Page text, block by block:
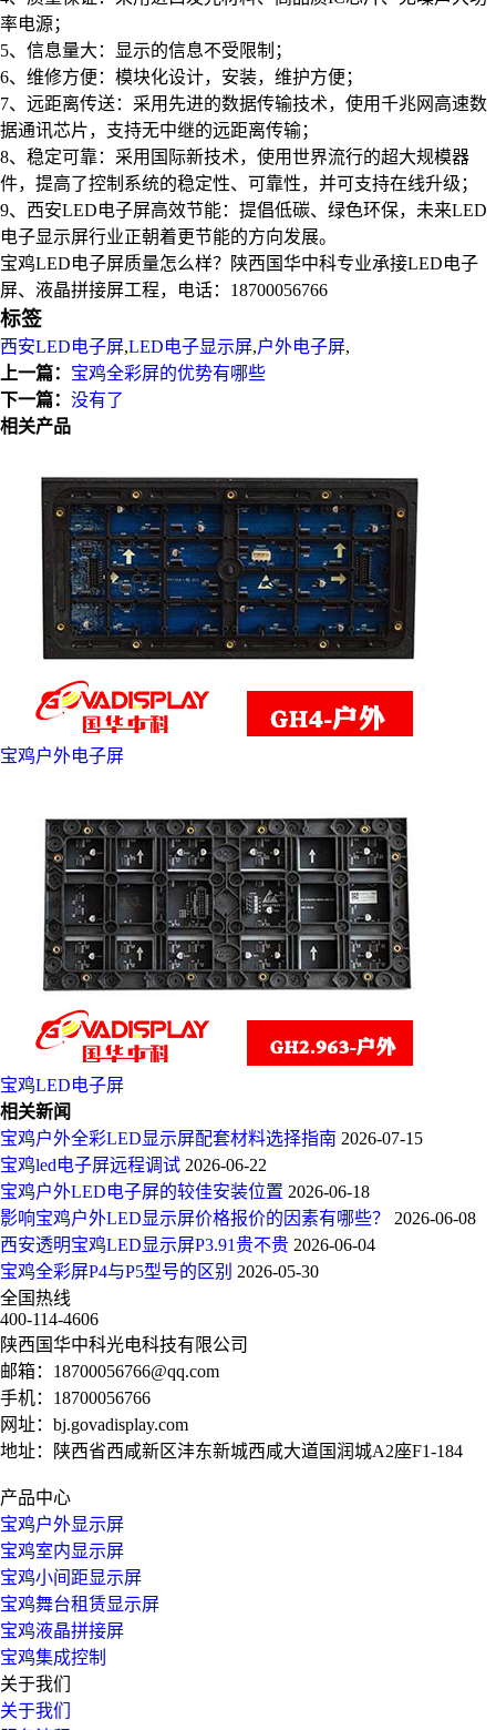
率电源；
5、信息量大：显示的信息不受限制；
6、维修方便：模块化设计，安装，维护方便；
7、远距离传送：采用先进的数据传输技术，使用千兆网高速数
据通讯芯片，支持无中继的远距离传输；
8、稳定可靠：采用国际新技术，使用世界流行的超大规模器
件，提高了控制系统的稳定性、可靠性，并可支持在线升级；
9、西安LED电子屏高效节能：提倡低碳、绿色环保，未来LED
电子显示屏行业正朝着更节能的方向发展。
宝鸡LED电子屏质量怎么样？陕西国华中科专业承接LED电子
屏、液晶拼接屏工程，电话：18700056766
标签
西安LED电子屏,LED电子显示屏,户外电子屏,
上一篇： 宝鸡全彩屏的优势有哪些
下一篇： 没有了
相关产品
宝鸡户外电子屏
宝鸡LED电子屏
相关新闻
宝鸡户外全彩LED显示屏配套材料选择指南 2026-07-15
宝鸡led电子屏远程调试 2026-06-22
宝鸡户外LED电子屏的较佳安装位置 2026-06-18
影响宝鸡户外LED显示屏价格报价的因素有哪些？ 2026-06-08
西安透明宝鸡LED显示屏P3.91贵不贵 2026-06-04
宝鸡全彩屏P4与P5型号的区别 2026-05-30
全国热线
400-114-4606
陕西国华中科光电科技有限公司
邮箱： 18700056766@qq.com
手机： 18700056766
网址： bj.govadisplay.com
地址：陕西省西咸新区沣东新城西咸大道国润城A2座F1-184
产品中心
宝鸡户外显示屏
宝鸡室内显示屏
宝鸡小间距显示屏
宝鸡舞台租赁显示屏
宝鸡液晶拼接屏
宝鸡集成控制
关于我们
关于我们